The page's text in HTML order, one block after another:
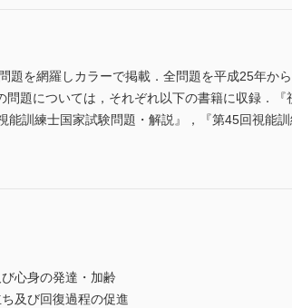
題を網羅しカラーで掲載．全問題を平成25年か
問題については，それぞれ以下の書籍に収録．
能訓練士国家試験問題・解説』，『第45回視能
心身の発達・加齢
及び回復過程の促進